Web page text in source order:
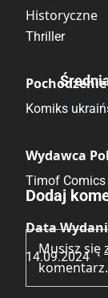
Historyczne
Thriller
Pochodzenie
Komiks
Wydawca
Timof Comics
Data
14.09.2024
Brak
Brak opinii.
Dodaj
Musisz się
komentarz.